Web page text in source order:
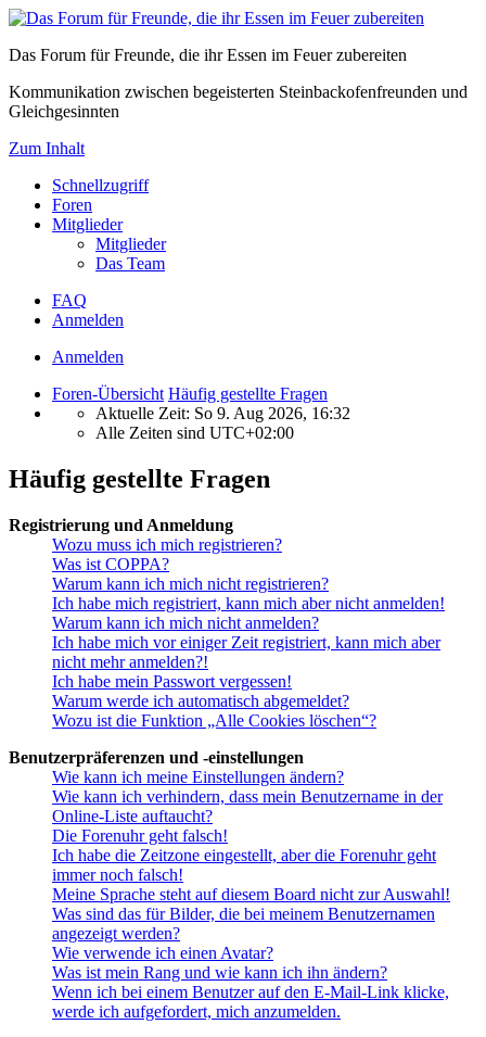
Das Forum für Freunde, die ihr Essen im Feuer zubereiten
Kommunikation zwischen begeisterten Steinbackofenfreunden und
Gleichgesinnten
Zum Inhalt
Schnellzugriff
Foren
Mitglieder
Mitglieder
Das Team
FAQ
Anmelden
Anmelden
Foren-Übersicht Häufig gestellte Fragen
Aktuelle Zeit: So 9. Aug 2026, 16:32
Alle Zeiten sind UTC+02:00
Häufig gestellte Fragen
Registrierung und Anmeldung
Wozu muss ich mich registrieren?
Was ist COPPA?
Warum kann ich mich nicht registrieren?
Ich habe mich registriert, kann mich aber nicht anmelden!
Warum kann ich mich nicht anmelden?
Ich habe mich vor einiger Zeit registriert, kann mich aber
nicht mehr anmelden?!
Ich habe mein Passwort vergessen!
Warum werde ich automatisch abgemeldet?
Wozu ist die Funktion „Alle Cookies löschen“?
Benutzerpräferenzen und -einstellungen
Wie kann ich meine Einstellungen ändern?
Wie kann ich verhindern, dass mein Benutzername in der
Online-Liste auftaucht?
Die Forenuhr geht falsch!
Ich habe die Zeitzone eingestellt, aber die Forenuhr geht
immer noch falsch!
Meine Sprache steht auf diesem Board nicht zur Auswahl!
Was sind das für Bilder, die bei meinem Benutzernamen
angezeigt werden?
Wie verwende ich einen Avatar?
Was ist mein Rang und wie kann ich ihn ändern?
Wenn ich bei einem Benutzer auf den E-Mail-Link klicke,
werde ich aufgefordert, mich anzumelden.